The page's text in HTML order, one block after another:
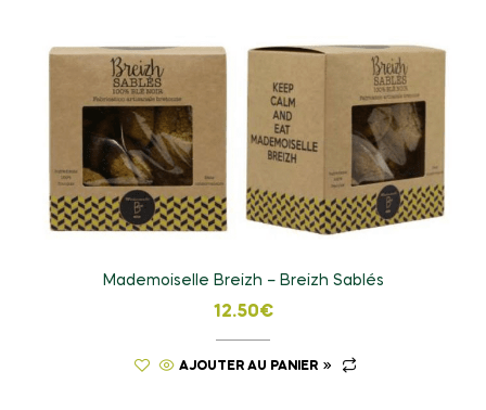
Mademoiselle Breizh – Breizh Sablés
12.50€
AJOUTER AU PANIER